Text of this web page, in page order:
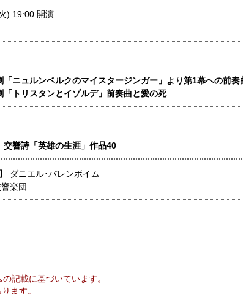
) 19:00 開演
「ニュルンベルクのマイスタージンガー」より第1幕への前奏
「トリスタンとイゾルデ」前奏曲と愛の死
交響詩「英雄の生涯」作品40
ダニエル･バレンボイム
楽団
記載に基づいています。
ます。